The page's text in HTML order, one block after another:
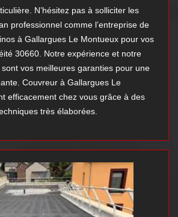
N’hésitez pas à solliciter les
professionnel comme l’entreprise de
à Gallargues Le Montueux pour vos
30660. Notre expérience et notre
vos meilleures garanties pour une
Couvreur à Gallargues Le
efficacement chez vous grâce à des
très élaborées.